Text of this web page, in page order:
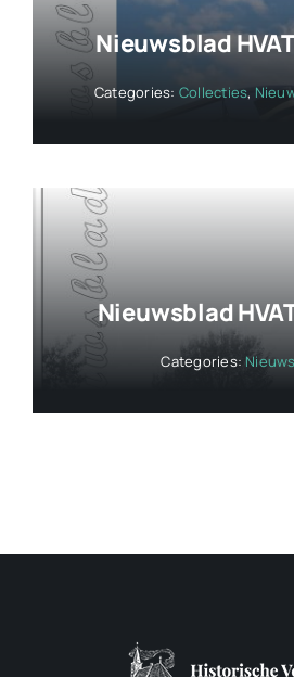
Nieuwsblad
Categories: Collecties,
Nieuwsblad
Categories: